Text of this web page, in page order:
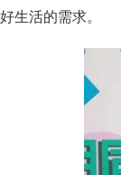
好生活的需求。